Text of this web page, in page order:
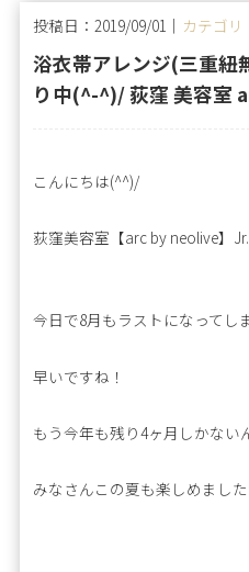
投稿日：2019/09/01｜ カテゴ
浴衣帯アレンジ(三重
り中(^-^)/ 荻窪 美容室
こんにちは
荻窪美容室【arc by neolive
今日で8月もラストになって
早いですね！
もう今年も残り4ヶ月しか
みなさんこの夏も楽しめ